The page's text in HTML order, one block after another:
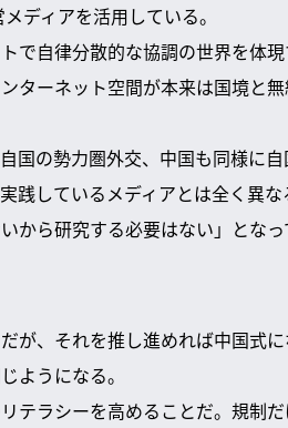
ディアを活用している。
で自律分散的な協調の世界を体
ターネット空間が本来は国境と
国の勢力圏外交、中国も同様に
践しているメディアとは全く異
から研究する必要はない」とな
が、それを推し進めれば中国式
ようになる。
テラシーを高めることだ。規制